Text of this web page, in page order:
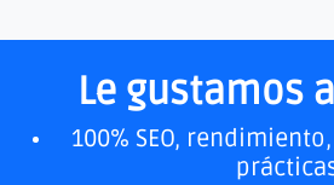
Le gustamos
100% SEO,